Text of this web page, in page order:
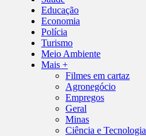
Educação
Economia
Polícia
Turismo
Meio Ambiente
Mais +
Filmes em cartaz
Agronegócio
Empregos
Geral
Minas
Ciência e Tecnologia